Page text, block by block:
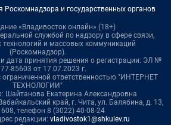
Роскомнадзора и государственных органов
«Владивосток онлайн» (18+)
службой по надзору в сфере связи,
и массовых коммуникаций
(Роскомнадзор).
дата принятия решения о регистрации: ЭЛ №
85603 от 17.07.2023 г.
ограниченной ответственностью "ИНТЕРНЕТ
ТЕХНОЛОГИИ"
Шайтанова Екатерина Александровна
край, г. Чита, ул. Балябина, д. 13,
608, телефон 8 (3022) 40-08-24
редакции: vladivostok1@shkulev.ru